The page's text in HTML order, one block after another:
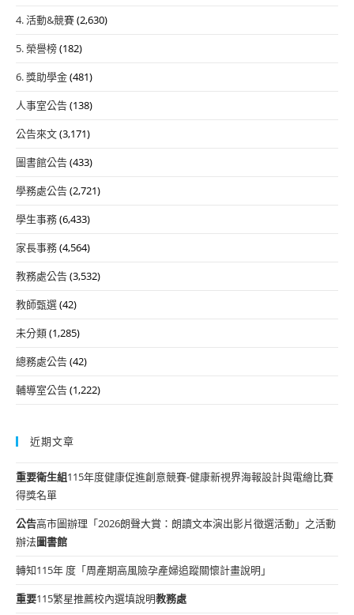
4. 活動&競賽(2,630)
5. 榮譽榜(182)
6. 獎助學金(481)
人事室公告(138)
公告來文(3,171)
圖書館公告(433)
學務處公告(2,721)
學生事務(6,433)
家長事務(4,564)
教務處公告(3,532)
教師甄選(42)
未分類(1,285)
總務處公告(42)
輔導室公告(1,222)
近期文章
重要衛生組115年度健康促進創意競賽-健康新視界海報設計與電繪比賽
得獎名單
公告高市圖辦理「2026朗聲大賞：朗讀文本演出影片徵選活動」之活動
辦法圖書館
轉知115年 度「周產期高風險孕產婦追蹤關懷計畫說明」
重要115繁星推薦校內選填說明教務處